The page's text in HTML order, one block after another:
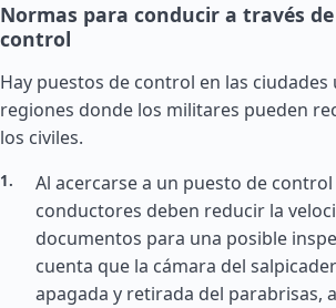
Normas para conducir a través
control
Hay puestos de control en las
regiones donde los militares pueden
los civiles.
Al acercarse a un puesto de
conductores deben reducir la
documentos para una posible
cuenta que la cámara del
apagada y retirada del parabrisas,